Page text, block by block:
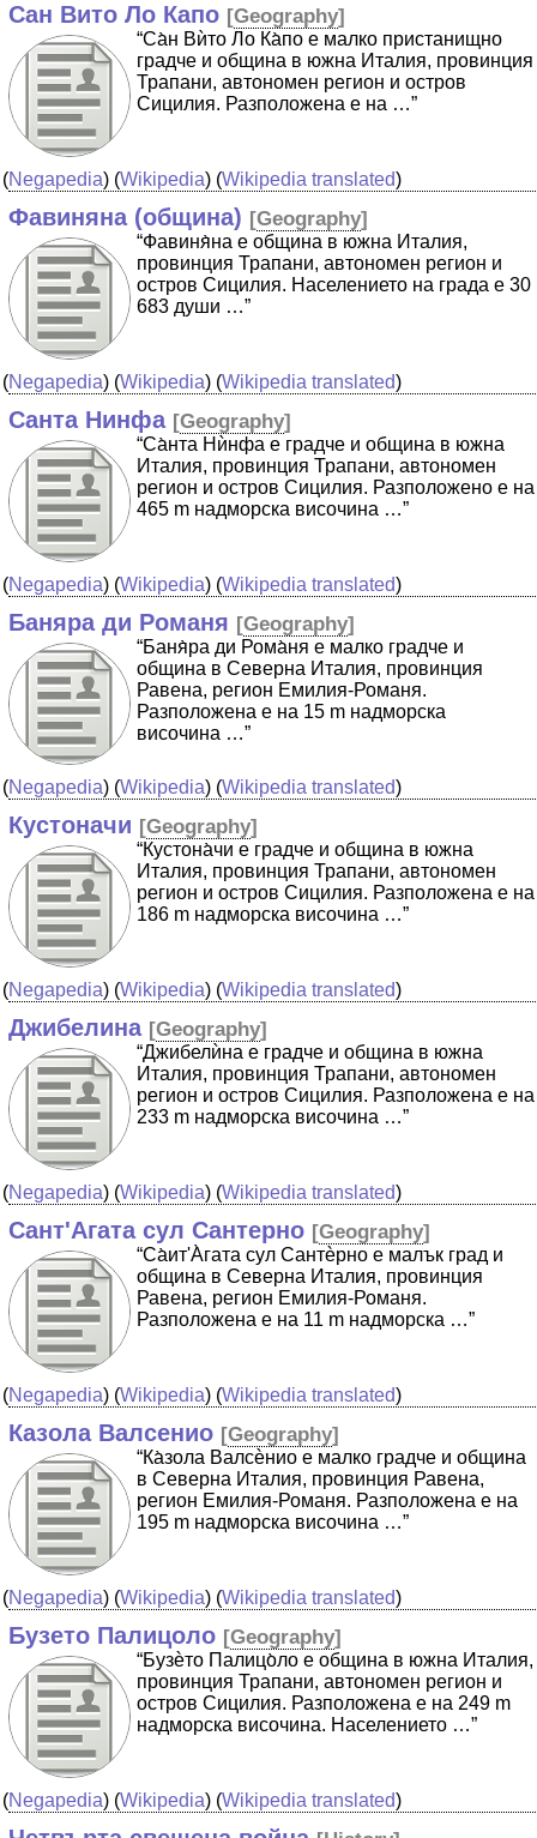
Сан Вито Ло Капо [Geography]
“Са̀н Вѝто Ло Ка̀по е малко пристанищно
градче и община в южна Италия, провинция
Трапани, автономен регион и остров
Сицилия. Разположена е на …”
(Negapedia) (Wikipedia) (Wikipedia translated)
Фавиняна (община) [Geography]
“Фавиня̀на е община в южна Италия,
провинция Трапани, автономен регион и
остров Сицилия. Населението на града е 30
683 души …”
(Negapedia) (Wikipedia) (Wikipedia translated)
Санта Нинфа [Geography]
“Са̀нта Нѝнфа е градче и община в южна
Италия, провинция Трапани, автономен
регион и остров Сицилия. Разположено е на
465 m надморска височина …”
(Negapedia) (Wikipedia) (Wikipedia translated)
Баняра ди Романя [Geography]
“Баня̀ра ди Рома̀ня е малко градче и
община в Северна Италия, провинция
Равена, регион Емилия-Романя.
Разположена е на 15 m надморска
височина …”
(Negapedia) (Wikipedia) (Wikipedia translated)
Кустоначи [Geography]
“Кустона̀чи е градче и община в южна
Италия, провинция Трапани, автономен
регион и остров Сицилия. Разположена е на
186 m надморска височина …”
(Negapedia) (Wikipedia) (Wikipedia translated)
Джибелина [Geography]
“Джибелѝна е градче и община в южна
Италия, провинция Трапани, автономен
регион и остров Сицилия. Разположена е на
233 m надморска височина …”
(Negapedia) (Wikipedia) (Wikipedia translated)
Сант'Агата сул Сантерно [Geography]
“Cа̀ит'А̀гата сул Сантѐрно е малък град и
община в Северна Италия, провинция
Равена, регион Емилия-Романя.
Разположена е на 11 m надморска …”
(Negapedia) (Wikipedia) (Wikipedia translated)
Казола Валсенио [Geography]
“Ка̀зола Валсѐнио е малко градче и община
в Северна Италия, провинция Равена,
регион Емилия-Романя. Разположена е на
195 m надморска височина …”
(Negapedia) (Wikipedia) (Wikipedia translated)
Бузето Палицоло [Geography]
“Бузѐто Палицо̀ло е община в южна Италия,
провинция Трапани, автономен регион и
остров Сицилия. Разположена е на 249 m
надморска височина. Населението …”
(Negapedia) (Wikipedia) (Wikipedia translated)